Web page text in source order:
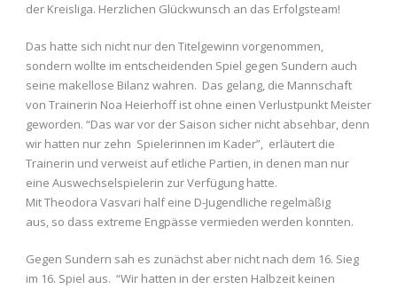
der Kreisliga. Herzlichen Glückwunsch an das Erfolgsteam!
Das hatte sich nicht nur den Titelgewinn vorgenommen,
sondern wollte im entscheidenden Spiel gegen Sundern auch
seine makellose Bilanz wahren. Das gelang, die Mannschaft
von Trainerin Noa Heierhoff ist ohne einen Verlustpunkt Meister
geworden. “Das war vor der Saison sicher nicht absehbar, denn
wir hatten nur zehn Spielerinnen im Kader”, erläutert die
Trainerin und verweist auf etliche Partien, in denen man nur
eine Auswechselspielerin zur Verfügung hatte.
Mit Theodora Vasvari half eine D-Jugendliche regelmäßig
aus, so dass extreme Engpässe vermieden werden konnten.
Gegen Sundern sah es zunächst aber nicht nach dem 16. Sieg
im 16. Spiel aus. “Wir hatten in der ersten Halbzeit keinen